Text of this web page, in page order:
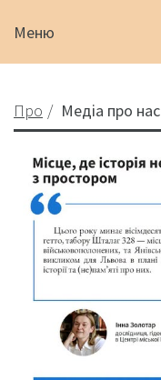
Меню
Про Медіа про нас